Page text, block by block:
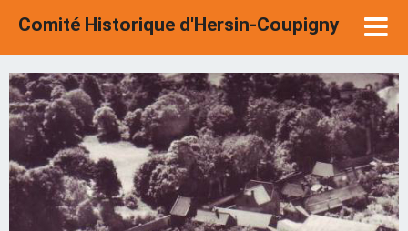
Comité Historique d'Hersin-Coupigny